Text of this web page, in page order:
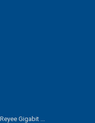
Gigabit ...